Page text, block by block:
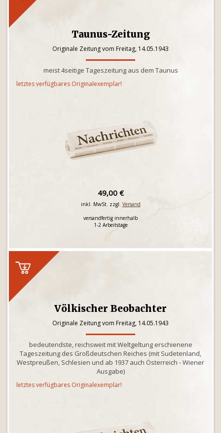
Taunus-Zeitung
Originale Zeitung vom Freitag, 14.05.1943
meist 4seitige Tageszeitung aus dem Taunus
letztes verfügbares Originalexemplar!
49,00 €
inkl. MwSt. zzgl. Versand
versandfertig innerhalb
1-2 Arbeitstage
Völkischer Beobachter
Originale Zeitung vom Freitag, 14.05.1943
bedeutendste, reichsweit mit Weltgeltung erschienene
Tageszeitung des Großdeutschen Reiches (mit Sudetenland,
Westpreußen, Schlesien und ab 1937 auch Österreich - Wiener
Ausgabe)
letztes verfügbares Originalexemplar!